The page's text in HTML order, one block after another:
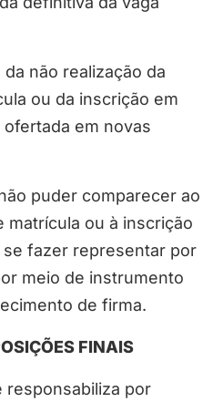
não realização da
ou da inscrição em
em novas
puder comparecer ao
matrícula ou à inscrição
fazer representar por
meio de instrumento
de firma.
FINAIS
responsabiliza por